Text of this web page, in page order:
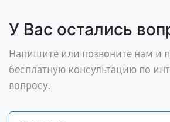
У Вас остались
Напишите или позвоните нам и
бесплатную консультацию по
вопросу.